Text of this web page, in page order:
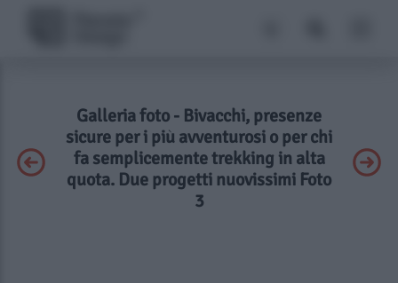
Galleria foto - Bivacchi, presenze
sicure per i più avventurosi o per chi
fa semplicemente trekking in alta
quota. Due progetti nuovissimi Foto
3